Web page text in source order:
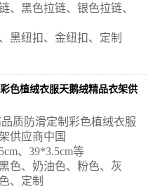
、黑色拉链、银色拉链、
黑纽扣、金纽扣、定制
色植绒衣服天鹅绒精品衣架供
质防滑定制彩色植绒衣服
供应商中国
、39*3.5cm等
色、奶油色、粉色、灰
、定制